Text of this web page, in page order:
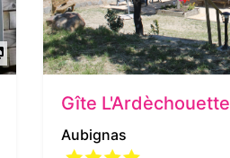
Gîte L'Ardèchouette
Aubignas